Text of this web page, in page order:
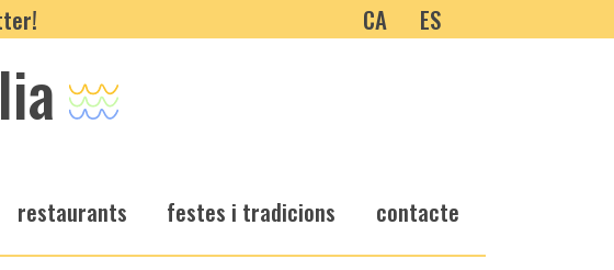
CA ES
restaurants festes i tradicions contacte